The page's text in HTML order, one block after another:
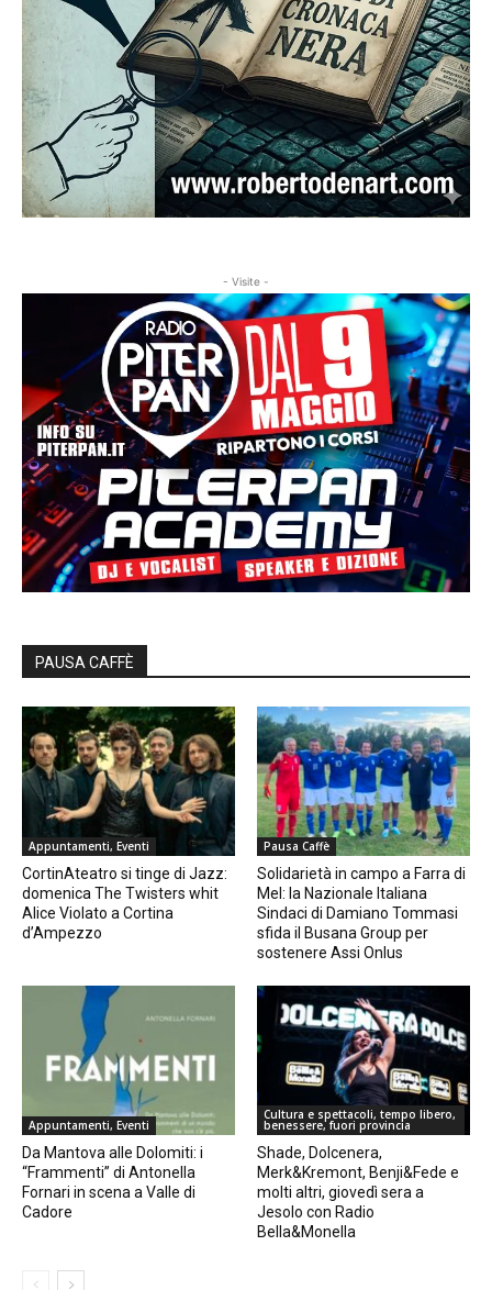
- Visite -
PAUSA CAFFÈ
Appuntamenti, Eventi
CortinAteatro si tinge di Jazz:
domenica The Twisters whit
Alice Violato a Cortina
d’Ampezzo
Pausa Caffè
Solidarietà in campo a Farra di
Mel: la Nazionale Italiana
Sindaci di Damiano Tommasi
sfida il Busana Group per
sostenere Assi Onlus
Appuntamenti, Eventi
Da Mantova alle Dolomiti: i
“Frammenti” di Antonella
Fornari in scena a Valle di
Cadore
Cultura e spettacoli, tempo libero,
benessere, fuori provincia
Shade, Dolcenera,
Merk&Kremont, Benji&Fede e
molti altri, giovedì sera a
Jesolo con Radio
Bella&Monella